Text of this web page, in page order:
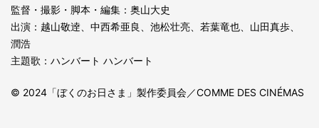
監督・撮影・脚本・編集：奥⼭⼤史
出演：越山敬逹、中西希亜良、池松壮亮、若葉竜也、山田真歩、
潤浩
主題歌：ハンバート ハンバート
© 2024「ぼくのお⽇さま」製作委員会／COMME DES CINÉMAS